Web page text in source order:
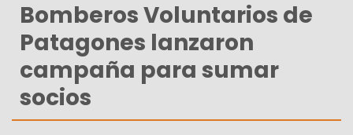
Bomberos Voluntarios de
Patagones lanzaron
campaña para sumar
socios